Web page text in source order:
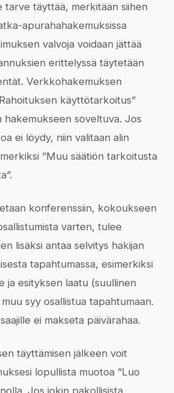
tarve täyttää, merkitään siihen
apurahahakemuksissa
valvoja voidaan jättää
erittelyssä täytetään
Verkkohakemuksen
käyttötarkoitus”
hakemukseen soveltuva. Jos
ei löydy, niin valitaan alin
”Muu säätiön tarkoitusta
konferenssiin, kokoukseen
varten, tulee
lisäksi antaa selvitys hakijan
tapahtumassa, esimerkiksi
ja esityksen laatu (suullinen
syy osallistua tapahtumaan.
ei makseta päivärahaa.
täyttämisen jälkeen voit
lopullista muotoa ”Luo
Jos jokin pakollisista